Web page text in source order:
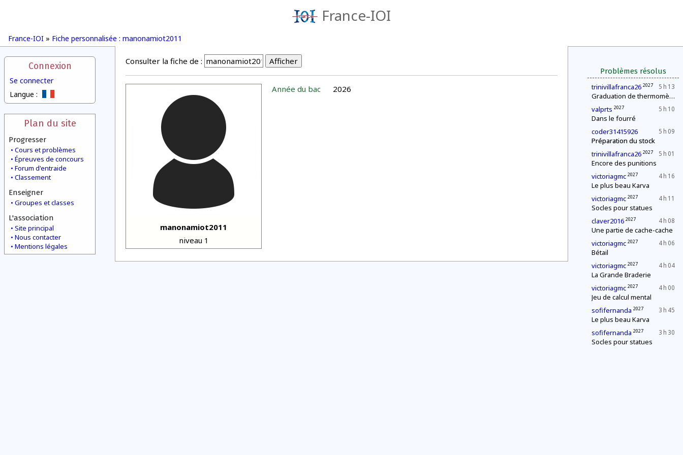
France-IOI
France-IOI » Fiche personnalisée : manonamiot2011
Connexion
Se connecter
Langue :
Plan du site
Progresser
Cours et problèmes
Épreuves de concours
Forum d'entraide
Classement
Enseigner
Groupes et classes
L'association
Site principal
Nous contacter
Mentions légales
Problèmes résolus
5 h 13
trinivillafranca26 2027
Graduation de thermomètres
5 h 10
valprts 2027
Dans le fourré
5 h 09
coder31415926
Préparation du stock
5 h 01
trinivillafranca26 2027
Encore des punitions
4 h 16
victoriagmc 2027
Le plus beau Karva
4 h 11
victoriagmc 2027
Socles pour statues
4 h 08
claver2016 2027
Une partie de cache-cache
4 h 06
victoriagmc 2027
Bétail
4 h 04
victoriagmc 2027
La Grande Braderie
4 h 00
victoriagmc 2027
Jeu de calcul mental
3 h 45
sofifernanda 2027
Le plus beau Karva
3 h 30
sofifernanda 2027
Socles pour statues
Consulter la fiche de :
manonamiot2011
niveau 1
Année du bac 2026